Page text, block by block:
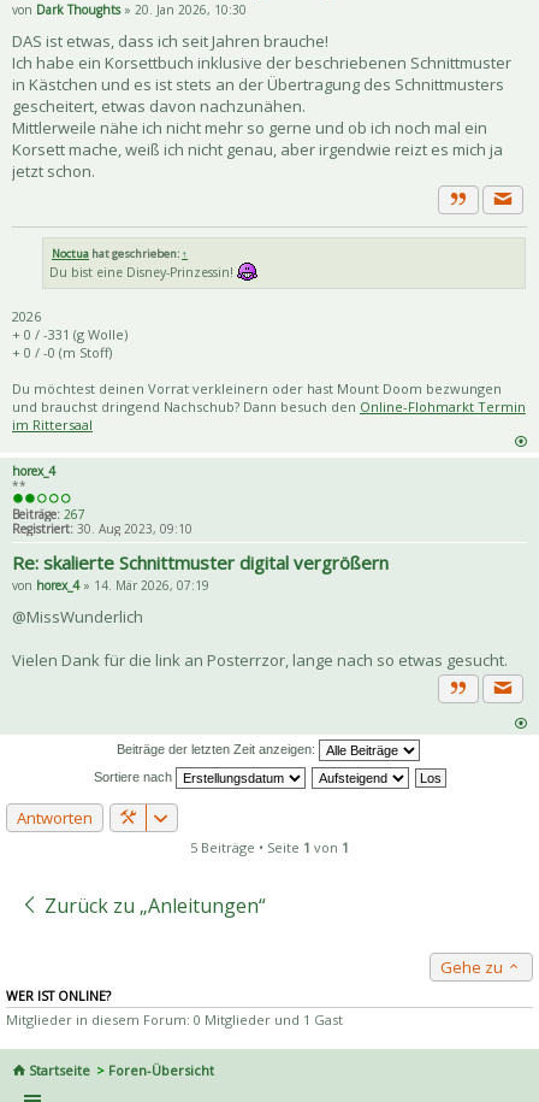
von Dark Thoughts» 20. Jan 2026, 10:30
DAS ist etwas, dass ich seit Jahren brauche!
Ich habe ein Korsettbuch inklusive der beschriebenen Schnittmuster
in Kästchen und es ist stets an der Übertragung des Schnittmusters
gescheitert, etwas davon nachzunähen.
Mittlerweile nähe ich nicht mehr so gerne und ob ich noch mal ein
Korsett mache, weiß ich nicht genau, aber irgendwie reizt es mich ja
jetzt schon.
Zitat
Noctua hat geschrieben: ↑
Du bist eine Disney-Prinzessin!
2026
+ 0 / -331 (g Wolle)
+ 0 / -0 (m Stoff)
Du möchtest deinen Vorrat verkleinern oder hast Mount Doom bezwungen
und brauchst dringend Nachschub? Dann besuch den Online-Flohmarkt Termin
im Rittersaal
horex_4
**
Beiträge: 267
Registriert: 30. Aug 2023, 09:10
Re: skalierte Schnittmuster digital vergrößern
von horex_4» 14. Mär 2026, 07:19
@MissWunderlich
Vielen Dank für die link an Posterrzor, lange nach so etwas gesucht.
Zitat
Beiträge der letzten Zeit anzeigen:
Sortiere nach
Antworten
5 Beiträge • Seite 1 von 1
Zurück zu „Anleitungen“
Gehe zu
WER IST ONLINE?
Mitglieder in diesem Forum: 0 Mitglieder und 1 Gast
Startseite Foren-Übersicht